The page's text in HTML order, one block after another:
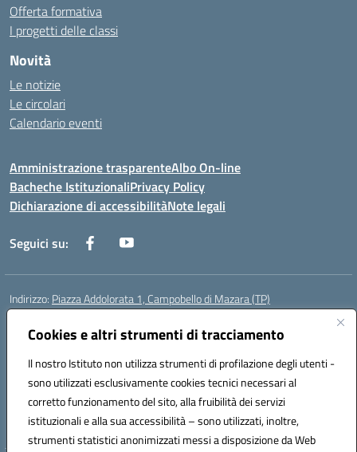
Cookies e altri strumenti di tracciamento
Il nostro Istituto non utilizza strumenti di profilazione degli utenti -
sono utilizzati esclusivamente cookies tecnici necessari al
corretto funzionamento del sito, alla fruibilità dei servizi
istituzionali e alla sua accessibilità – sono utilizzati, inoltre,
strumenti statistici anonimizzati messi a disposizione da Web
Offerta formativa
I progetti delle classi
Novità
Le notizie
Le circolari
Calendario eventi
Amministrazione trasparenteAlbo On-line
Bacheche IstituzionaliPrivacy Policy
Dichiarazione di accessibilitàNote legali
Seguici su:
Indirizzo: Piazza Addolorata 1, Campobello di Mazara (TP)
Centralino:
Posta elettronica certificata (PEC):tpic81800e@pec.istruzione.it
Codice fiscale: 81000910810
Codice meccanografico:TPIC81800E
Codice Indice delle Pubbliche Amministrazioni (IPA): istsc_tpic81800e
Codice unico di fatturazione (CUF): BAFXZG